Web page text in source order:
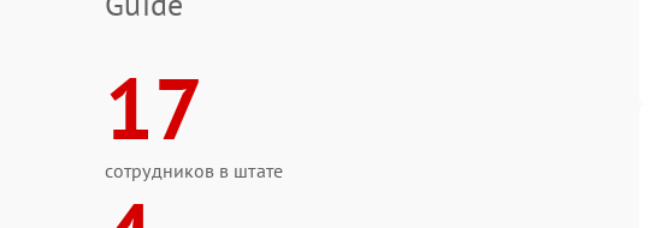
17
сотрудников в штате